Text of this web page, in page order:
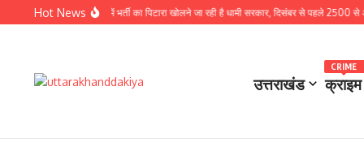
Skip to content
Hot News
खबर : चुनावी साल में भर्ती का पिटारा खोलने जा रही है धामी सरकार, दिसंबर से पहले 2500 से अधिक
उत्तराखंड क्राइम
CRIME